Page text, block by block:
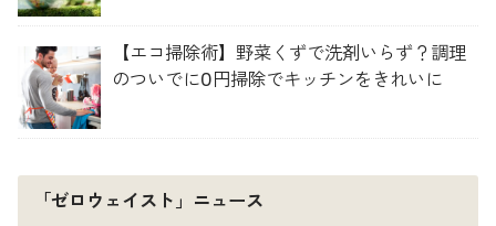
【エコ掃除術】野菜くずで洗剤いらず？調理
のついでに0円掃除でキッチンをきれいに
「ゼロウェイスト」ニュース